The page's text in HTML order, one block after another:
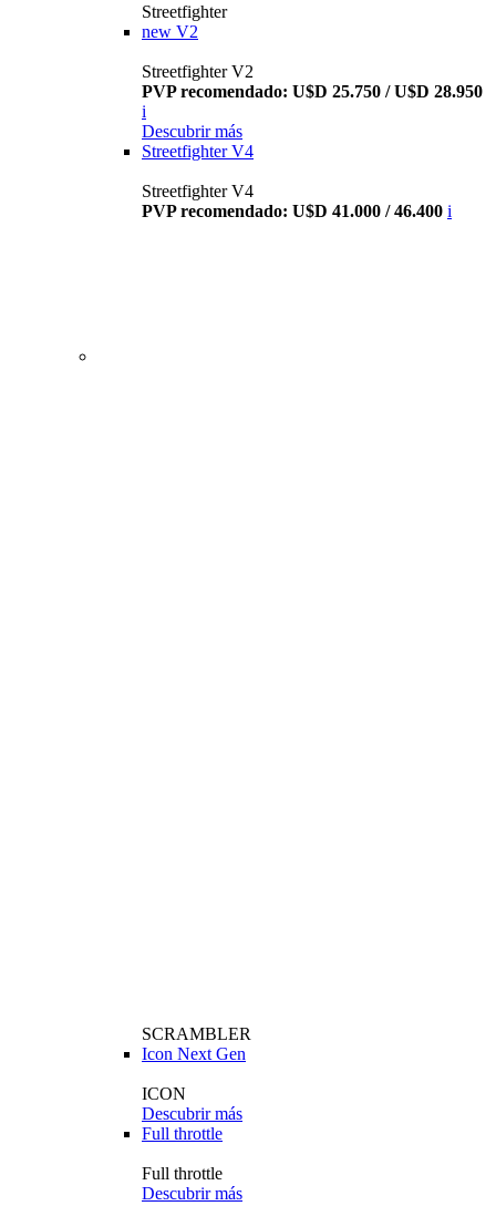
Streetfighter
new V2
Streetfighter V2
PVP recomendado: U$D 25.750 / U$D 28.950
i
Descubrir más
Streetfighter V4
Streetfighter V4
PVP recomendado: U$D 41.000 / 46.400 i
SCRAMBLER
Icon Next Gen
ICON
Descubrir más
Full throttle
Full throttle
Descubrir más